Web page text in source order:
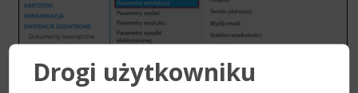
Drogi użytkowniku